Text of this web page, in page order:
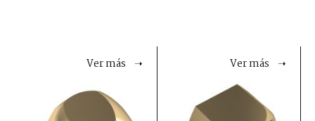
Ver más ➝ Ver más ➝